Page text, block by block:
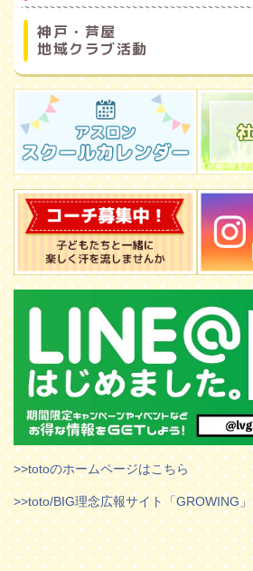
神戸・芦屋
地域クラブ活動
>>totoのホームページはこちら
>>toto/BIG理念広報サイト「GROWING」